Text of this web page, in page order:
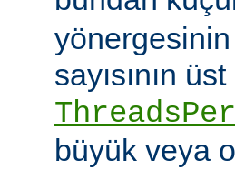
sayısının
büyük veya